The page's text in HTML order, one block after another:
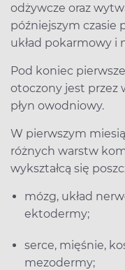
odżywcze oraz
późniejszym czasie
układ pokarmowy i
Pod koniec
otoczony jest przez
płyn owodniowy.
W pierwszym
różnych warstw
wykształcą się
mózg, układ
ektodermy;
serce, mięśnie,
mezodermy;